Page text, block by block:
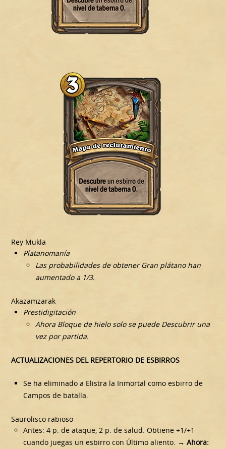
Rey Mukla
Platanomanía
Las probabilidades de obtener Gran plátano han
aumentado a 1/3.
Akazamzarak
Prestidigitación
Ahora Bloque de hielo solo se puede Descubrir una
vez por partida.
ACTUALIZACIONES DEL REPERTORIO DE ESBIRROS
Se ha eliminado a Elistra la Inmortal como esbirro de
Campos de batalla.
Saurolisco rabioso
Antes: 4 p. de ataque, 2 p. de salud. Obtiene +1/+1
cuando juegas un esbirro con Último aliento. → Ahora: